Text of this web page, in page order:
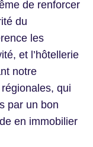
de renforcer
du
les
et l’hôtellerie
notre
qui
par un bon
en immobilier